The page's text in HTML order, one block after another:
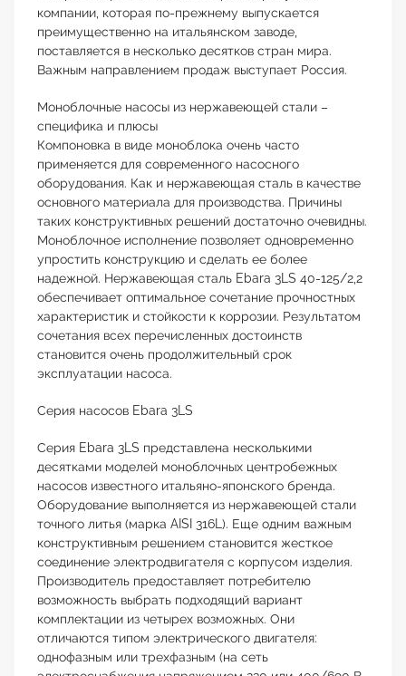
компании, которая по-прежнему выпускается
преимущественно на итальянском заводе,
поставляется в несколько десятков стран мира.
Важным направлением продаж выступает Россия.
Моноблочные насосы из нержавеющей стали –
специфика и плюсы
Компоновка в виде моноблока очень часто
применяется для современного насосного
оборудования. Как и нержавеющая сталь в качестве
основного материала для производства. Причины
таких конструктивных решений достаточно очевидны.
Моноблочное исполнение позволяет одновременно
упростить конструкцию и сделать ее более
надежной. Нержавеющая сталь Ebara 3LS 40-125/2,2
обеспечивает оптимальное сочетание прочностных
характеристик и стойкости к коррозии. Результатом
сочетания всех перечисленных достоинств
становится очень продолжительный срок
эксплуатации насоса.
Серия насосов Ebara 3LS
Серия Ebara 3LS представлена несколькими
десятками моделей моноблочных центробежных
насосов известного итальяно-японского бренда.
Оборудование выполняется из нержавеющей стали
точного литья (марка AISI 316L). Еще одним важным
конструктивным решением становится жесткое
соединение электродвигателя с корпусом изделия.
Производитель предоставляет потребителю
возможность выбрать подходящий вариант
комплектации из четырех возможных. Они
отличаются типом электрического двигателя:
однофазным или трехфазным (на сеть